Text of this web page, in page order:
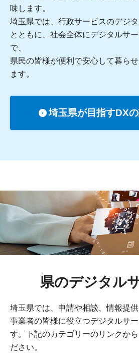
味します。
埼玉県では、行政サービスのデジ
とともに、社会全体にデジタルサ
で、
県民の皆様が便利で安心して暮ら
ます。
埼玉県が目指すDX
県のデジタル
埼玉県では、申請や相談、情報提
事業者の皆様に役立つデジタルサ
す。下記のカテゴリーのリンクか
ださい。